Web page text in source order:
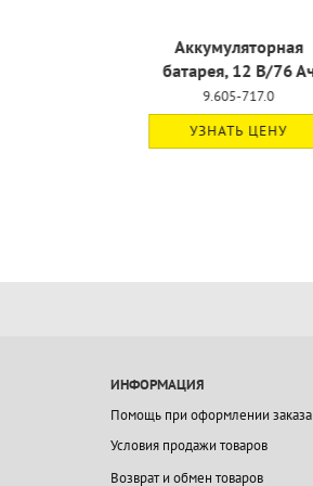
Комплект батарей B
40, BD 43/25
9.837-821.0
УЗНАТЬ ЦЕНУ
ИНФОРМАЦИЯ
Помощь при оформлении заказа
Условия продажи товаров
Возврат и обмен товаров